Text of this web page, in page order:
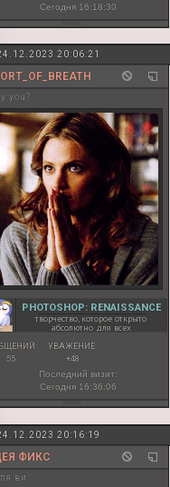
Сегодня 16:18:30
20:06:21
you?
PHOTOSHOP: RENAISSANCE
творчество, которое открыто
абсолютно для всех
55
УВАЖЕНИЕ:
+48
Последний визит:
Сегодня 16:36:06
20:16:19
ФИКС
ви